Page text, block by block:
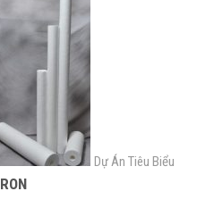
Dự Án Tiêu Biểu